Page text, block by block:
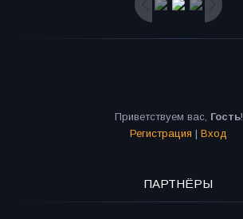
Приветствуем вас, Гость!
Регистрация | Вход
ПАРТНЁРЫ